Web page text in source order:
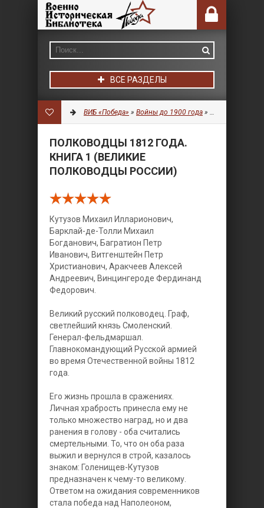
ВСЕ РАЗДЕЛЫ
ВИБ «Победа» » Войны до 1900 года » История
ПОЛКОВОДЦЫ 1812 ГОДА.
КНИГА 1 (ВЕЛИКИЕ
ПОЛКОВОДЦЫ РОССИИ)
Кутузов Михаил Илларионович,
Барклай-де-Толли Михаил
Богданович, Багратион Петр
Иванович, Витгенштейн Петр
Христианович, Аракчеев Алексей
Андреевич, Винцингероде Фердинанд
Федорович.
Великий русский полководец. Граф,
светлейший князь Смоленский.
Генерал-фельдмаршал.
Главнокомандующий Русской армией
во время Отечественной войны 1812
года.
Его жизнь прошла в сражениях.
Личная храбрость принесла ему не
только множество наград, но и два
ранения в голову - оба считались
смертельными. То, что он оба раза
выжил и вернулся в строй, казалось
знаком: Голенищев-Кутузов
предназначен к чему-то великому.
Ответом на ожидания современников
стала победа над Наполеоном,